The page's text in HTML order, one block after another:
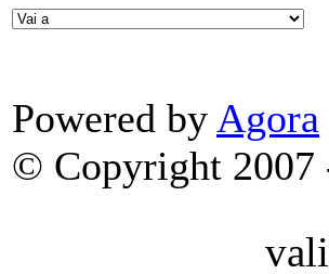
Powered by Agora
© Copyright 2007